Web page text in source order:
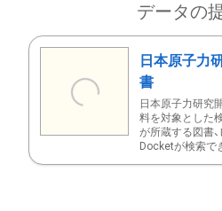
データの
日本原子力
書
日本原子力研究
料を対象とした
が所蔵する図書、
Docketが検索で